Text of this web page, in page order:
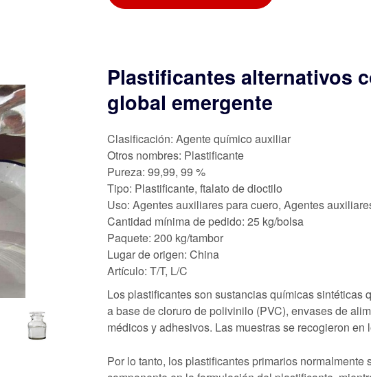
Plastificantes alternativos
global emergente
Clasificación: Agente químico auxiliar
Otros nombres: Plastificante
Pureza: 99,99, 99 %
Tipo: Plastificante, ftalato de dioctilo
Uso: Agentes auxiliares para cuero, Agentes
Cantidad mínima de pedido: 25 kg/bolsa
Paquete: 200 kg/tambor
Lugar de origen: China
Artículo: T/T, L/C
Los plastificantes son sustancias químicas sintéticas
a base de cloruro de polivinilo (PVC), envases de
médicos y adhesivos. Las muestras se recogieron en
Por lo tanto, los plastificantes primarios normalmente